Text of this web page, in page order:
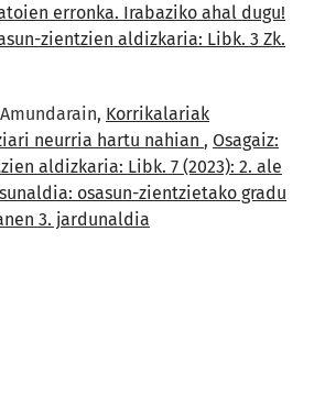
erronka. Irabaziko ahal dugu!
zientzien aldizkaria: Libk. 3 Zk.
Korrikalariak
neurria hartu nahian , Osagaiz:
aldizkaria: Libk. 7 (2023): 2. ale
osasun-zientzietako gradu
3. jardunaldia